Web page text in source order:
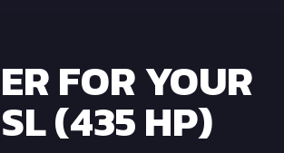
FOR YOUR
(435 HP)